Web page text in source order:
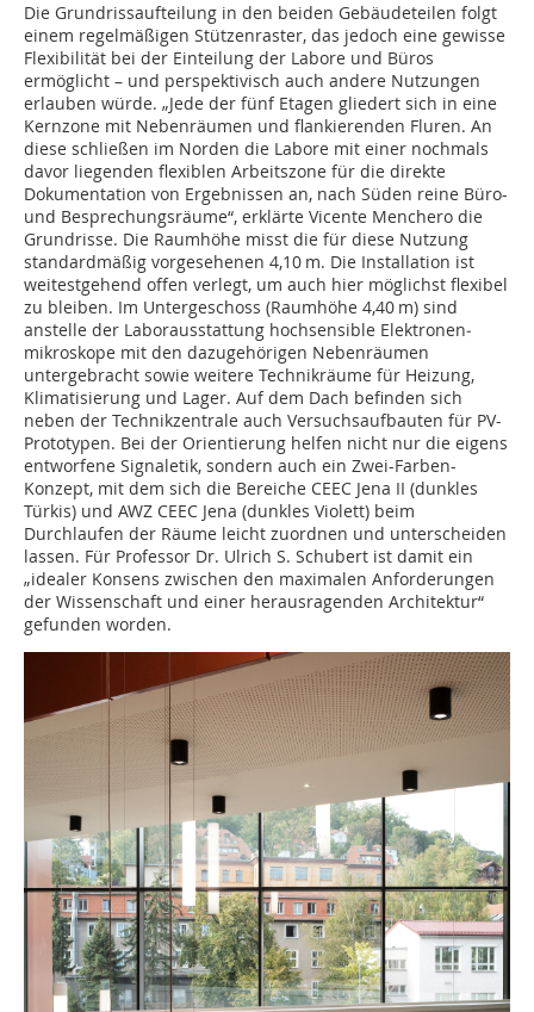
Die Grundrissaufteilung in den beiden Gebäudeteilen folgt
einem regelmäßigen Stützenraster, das jedoch eine gewisse
Flexibilität bei der Einteilung der Labore und Büros
ermöglicht – und perspektivisch auch andere Nutzungen
erlauben würde. „Jede der fünf Etagen gliedert sich in eine
Kernzone mit Nebenräumen und flankierenden Fluren. An
diese schließen im Norden die Labore mit einer nochmals
davor liegenden flexiblen Arbeitszone für die direkte
Dokumentation von Ergebnissen an, nach Süden reine Büro-
und Besprechungsräume“, erklärte Vicente Menchero die
Grundrisse. Die Raumhöhe misst die für diese Nutzung
standardmäßig vorgesehenen 4,10 m. Die Installation ist
weitestgehend offen verlegt, um auch hier möglichst flexibel
zu bleiben. Im Untergeschoss (Raumhöhe 4,40 m) sind
anstelle der Laborausstattung hochsensible Elektronen­
mikroskope mit den dazugehörigen Nebenräumen
untergebracht sowie weitere Technikräume für Heizung,
Klimatisierung und Lager. Auf dem Dach befinden sich
neben der Technikzentrale auch Versuchsaufbauten für PV-
Prototypen. Bei der Orientierung helfen nicht nur die eigens
entworfene Signaletik, sondern auch ein Zwei-Farben-
Konzept, mit dem sich die Bereiche CEEC Jena II (dunkles
Türkis) und AWZ CEEC Jena (dunkles Violett) beim
Durchlaufen der Räume leicht zuordnen und unterscheiden
lassen. Für Professor Dr. Ulrich S. Schubert ist damit ein
„idealer Konsens zwischen den maximalen Anforderungen
der Wissenschaft und einer herausragenden Architektur“
gefunden worden.
x
DBZ Newsletter
Dieser Beitrag hat Ihr Interesse geweckt?
Dann bleiben Sie auf dem Laufenden und
melden sich zu unserem kostenlosen
wöchentlichen Newsletter an:
» Relevante Architekturprojekte
» Bautechnische Fachinformationen
» Rechtliche Fragen
» Aktuelle Veranstaltungshinweise
» jederzeit kündbar